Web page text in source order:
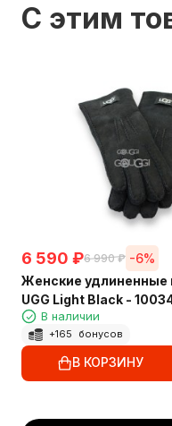
C этим
6 590 ₽6 990 ₽ -6%
Женские удлиненные
UGG Light Black -
В наличии
+165 бонусов
В КОРЗИНУ